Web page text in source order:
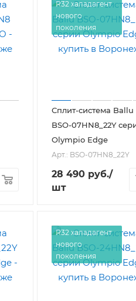
R32 халадагент
нового
поколения
Сплит-система Ballu
BSO-07HN8_22Y
Olympio Edge
Арт.: BSO-07HN8_22Y
28 490 руб./
шт
R32 халадагент
нового
поколения